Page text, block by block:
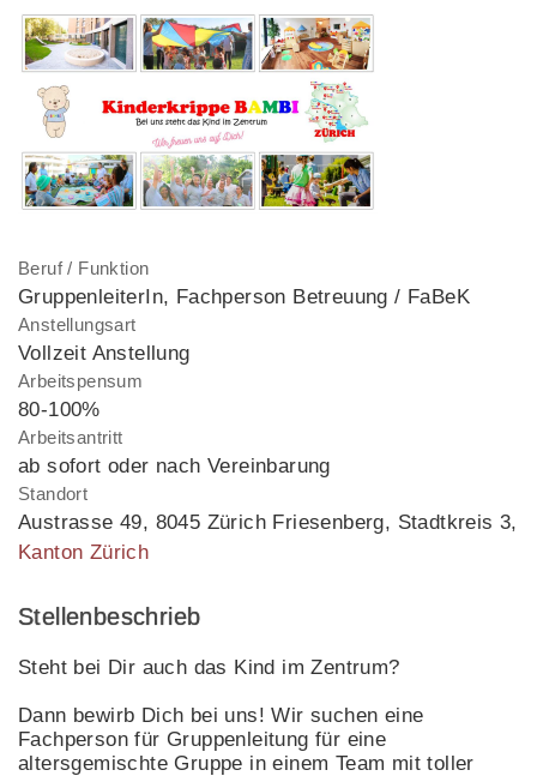
Beruf / Funktion
GruppenleiterIn, Fachperson Betreuung / FaBeK
Anstellungsart
Vollzeit Anstellung
Arbeitspensum
80-100%
Arbeitsantritt
ab sofort oder nach Vereinbarung
Standort
Austrasse 49, 8045 Zürich Friesenberg, Stadtkreis 3,
Kanton Zürich
Stellenbeschrieb
Steht bei Dir auch das Kind im Zentrum?
Dann bewirb Dich bei uns! Wir suchen eine
Fachperson für Gruppenleitung für eine
altersgemischte Gruppe in einem Team mit toller